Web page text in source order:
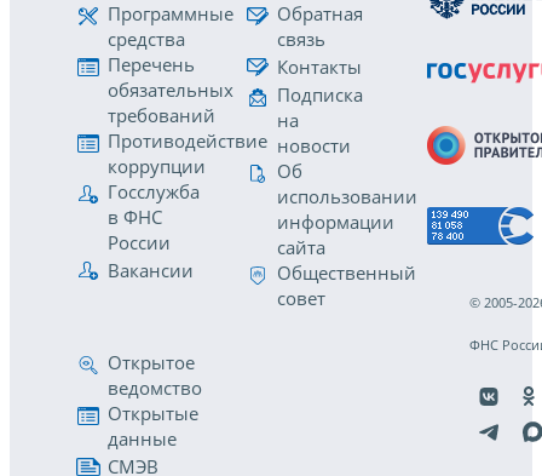
Программные
средства
Перечень
обязательных
требований
Противодействие
коррупции
Госслужба
в ФНС
России
Вакансии
Обратная
связь
Контакты
Подписка
на
новости
Об
использовании
информации
сайта
Общественный
совет
Открытое
ведомство
Открытые
данные
СМЭВ
© 2005-
ФНС